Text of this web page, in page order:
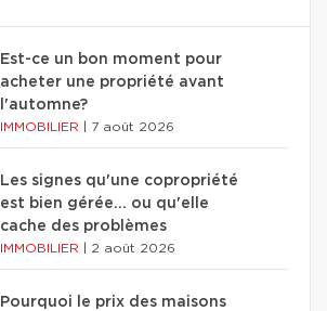
Est-ce un bon moment pour
acheter une propriété avant
l'automne?
IMMOBILIER 7 août 2026
Les signes qu'une copropriété
est bien gérée… ou qu'elle
cache des problèmes
IMMOBILIER 2 août 2026
Pourquoi le prix des maisons